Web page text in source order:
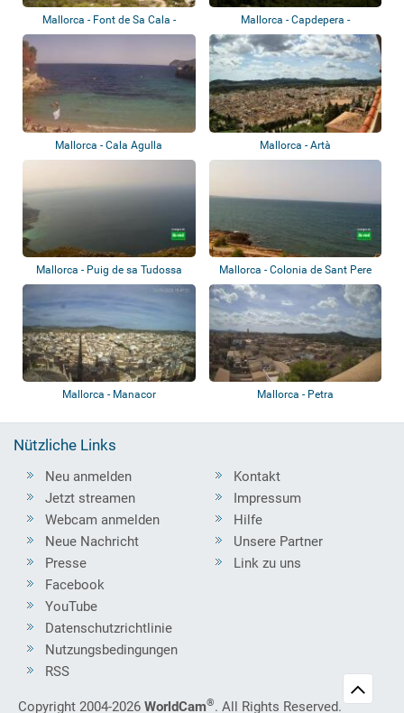
Mallorca - Font de Sa Cala -
Panoramabli...
Mallorca - Capdepera -
Panoramablick
Mallorca - Cala Agulla Mallorca - Artà
Mallorca - Puig de sa Tudossa Mallorca - Colonia de Sant Pere
Mallorca - Manacor Mallorca - Petra
Nützliche Links
Neu anmelden
Jetzt streamen
Webcam anmelden
Neue Nachricht
Presse
Kontakt
Impressum
Hilfe
Unsere Partner
Link zu uns
Facebook
YouTube
Datenschutzrichtlinie
Nutzungsbedingungen
RSS
Copyright 2004-2026 WorldCam®. All Rights Reserved.